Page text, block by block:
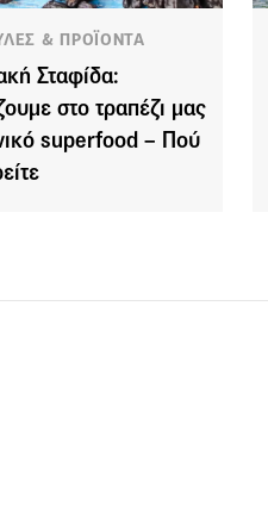
& ΠΡΟΪΟΝΤΑ
Σταφίδα:
στο τραπέζι μας
superfood – Πού